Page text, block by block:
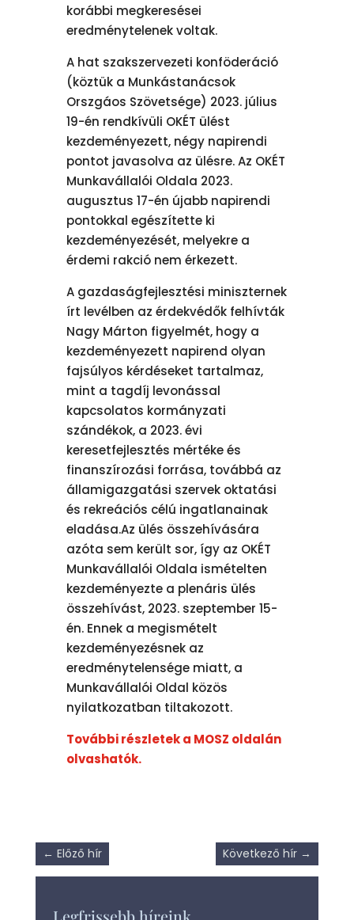
korábbi megkeresései
eredménytelenek voltak.
A hat szakszervezeti konföderáció
(köztük a Munkástanácsok
Orszgáos Szövetsége) 2023. július
19-én rendkívüli OKÉT ülést
kezdeményezett, négy napirendi
pontot javasolva az ülésre. Az OKÉT
Munkavállalói Oldala 2023.
augusztus 17-én újabb napirendi
pontokkal egészítette ki
kezdeményezését, melyekre a
érdemi rakció nem érkezett.
A gazdaságfejlesztési miniszternek
írt levélben az érdekvédők felhívták
Nagy Márton figyelmét, hogy a
kezdeményezett napirend olyan
fajsúlyos kérdéseket tartalmaz,
mint a tagdíj levonással
kapcsolatos kormányzati
szándékok, a 2023. évi
keresetfejlesztés mértéke és
finanszírozási forrása, továbbá az
államigazgatási szervek oktatási
és rekreációs célú ingatlanainak
eladása.Az ülés összehívására
azóta sem került sor, így az OKÉT
Munkavállalói Oldala ismételten
kezdeményezte a plenáris ülés
összehívást, 2023. szeptember 15-
én. Ennek a megismételt
kezdeményezésnek az
eredménytelensége miatt, a
Munkavállalói Oldal közös
nyilatkozatban tiltakozott.
További részletek a MOSZ oldalán
olvashatók.
← Előző hír Következő hír →
Legfrissebb híreink